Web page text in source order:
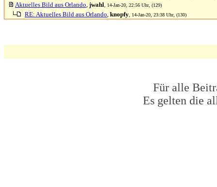
Aktuelles Bild aus Orlando, jwahl , 14-Jan-20, 22:56 Uhr, (129)
RE: Aktuelles Bild aus Orlando, knopfy , 14-Jan-20, 23:38 Uhr, (130)
Für alle
Es gelten die